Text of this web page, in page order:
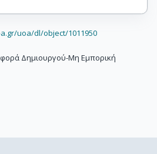
uoa/dl/object/1011950
Δημιουργού-Μη Εμπορική